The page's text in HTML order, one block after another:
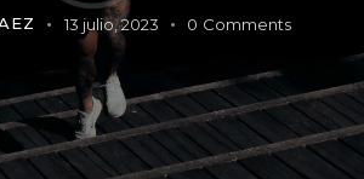
13 julio, 2023 0 Comments